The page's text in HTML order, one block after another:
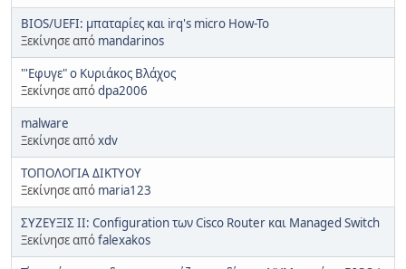
BIOS/UEFI: μπαταρίες και irq's micro How-To
Ξεκίνησε από mandarinos
"'Εφυγε" ο Κυριάκος Βλάχος
Ξεκίνησε απόdpa2006
malware
Ξεκίνησε απόxdv
ΤΟΠΟΛΟΓΙΑ ΔΙΚΤΥΟΥ
Ξεκίνησε από maria123
ΣΥΖΕΥΞΙΣ ΙΙ: Configuration των Cisco Router και Managed Switch
Ξεκίνησε απόfalexakos